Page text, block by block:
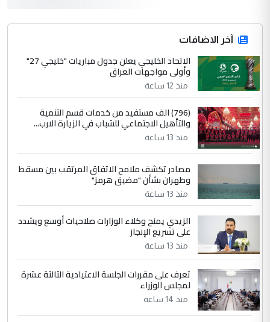
جنسية الرافد الثالث للعراق ومن اصول عريقة
ابا فرات ...
الموضوع :
الجواهري يرد على صدام حسين سل
مضجعيك يابن الزنا (نص كامل)
سردار
التعليق : واحد من عصابة علي ماما يسقط
جنسية الرافد الثالث للعراق ومن اصول عريقة
ابا فرات ...
الجواهري يرد على صدام حسين سل
مضجعيك يابن الزنا (نص كامل)
5 حيدر عاشور
التعليق : تحياتي لك استاذ حامدتركان. كلام
دقيق ومسؤول؛ فالاستثمار الحقيقي للإنسان
الموضوع :
بين الإهمال واغتصاب الأرض.. بلاد
الرافدين تعاني الجفاف والتصحر!!
آخر الاضافات
الاتحاد الخليجي يعلن جدول مباريات "خليجي 27"
وأولى مواجهات العراق
منذ 12 ساعة
(796) الف مستفيد من خدمات قسم التنمية
والتأهيل الاجتماعي للشباب في الزيارة الارب...
منذ 13 ساعة
مصادر تكشف ملامح الاتفاق المرتقب بين مسقط
وطهران بشأن "مضيق هرمز"
منذ 13 ساعة
الزيدي يمنح وكلاء الوزارات صلاحيات أوسع ويشدد
على تسريع الإنجاز
منذ 13 ساعة
تعرف على مقررات الجلسة الاعتيادية الثالثة عشرة
لمجلس الوزراء
منذ 14 ساعة